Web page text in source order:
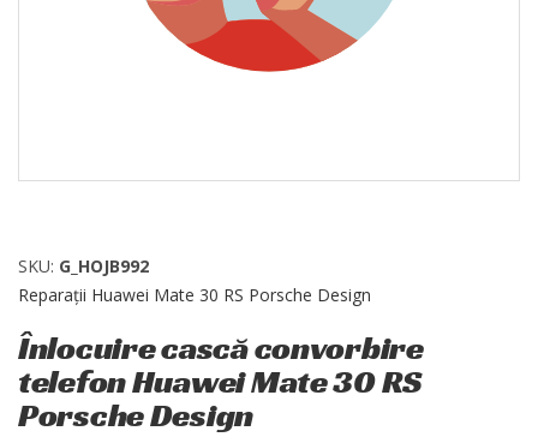
SKU: G_HOJB992
Reparații Huawei Mate 30 RS Porsche Design
Înlocuire cască convorbire
telefon Huawei Mate 30 RS
Porsche Design